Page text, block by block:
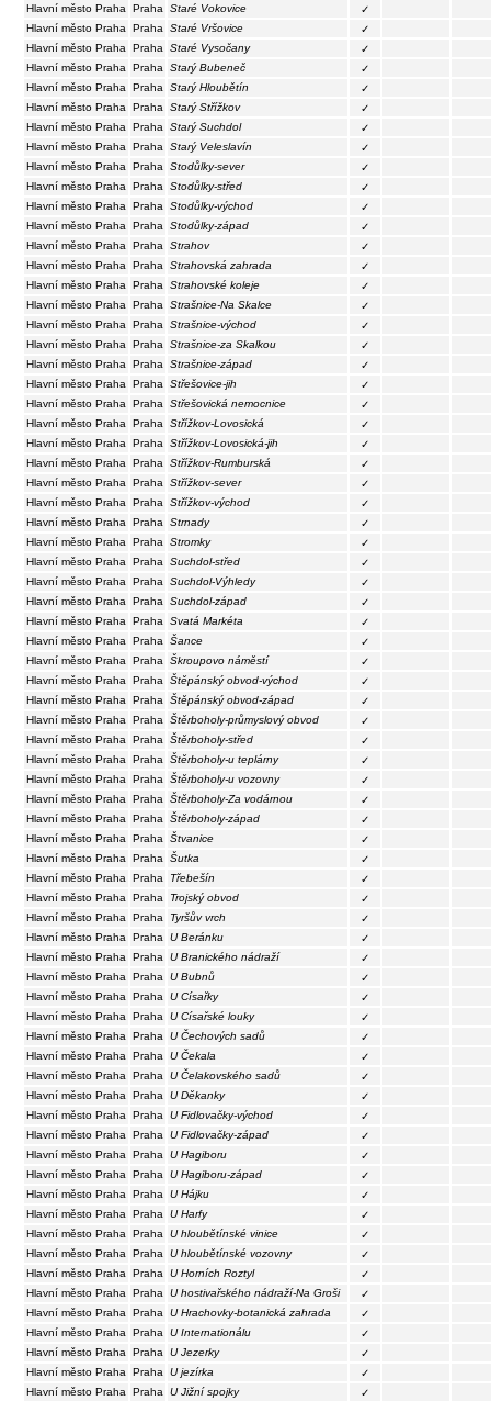
Hlavní město Praha
Praha Staré Vokovice
✓
Hlavní město Praha
Praha Staré Vršovice
✓
Hlavní město Praha
Praha Staré Vysočany
✓
Hlavní město Praha
Praha Starý Bubeneč
✓
Hlavní město Praha
Praha Starý Hloubětín
✓
Hlavní město Praha
Praha Starý Střížkov
✓
Hlavní město Praha
Praha Starý Suchdol
✓
Hlavní město Praha
Praha Starý Veleslavín
✓
Hlavní město Praha
Praha Stodůlky-sever
✓
Hlavní město Praha
Praha Stodůlky-střed
✓
Hlavní město Praha
Praha Stodůlky-východ
✓
Hlavní město Praha
Praha Stodůlky-západ
✓
Hlavní město Praha
Praha Strahov
✓
Hlavní město Praha
Praha Strahovská zahrada
✓
Hlavní město Praha
Praha Strahovské koleje
✓
Hlavní město Praha
Praha Strašnice-Na Skalce
✓
Hlavní město Praha
Praha Strašnice-východ
✓
Hlavní město Praha
Praha Strašnice-za Skalkou
✓
Hlavní město Praha
Praha Strašnice-západ
✓
Hlavní město Praha
Praha Střešovice-jih
✓
Hlavní město Praha
Praha Střešovická nemocnice
✓
Hlavní město Praha
Praha Střížkov-Lovosická
✓
Hlavní město Praha
Praha Střížkov-Lovosická-jih
✓
Hlavní město Praha
Praha Střížkov-Rumburská
✓
Hlavní město Praha
Praha Střížkov-sever
✓
Hlavní město Praha
Praha Střížkov-východ
✓
Hlavní město Praha
Praha Strnady
✓
Hlavní město Praha
Praha Stromky
✓
Hlavní město Praha
Praha Suchdol-střed
✓
Hlavní město Praha
Praha Suchdol-Výhledy
✓
Hlavní město Praha
Praha Suchdol-západ
✓
Hlavní město Praha
Praha Svatá Markéta
✓
Hlavní město Praha
Praha Šance
✓
Hlavní město Praha
Praha Škroupovo náměstí
✓
Hlavní město Praha
Praha Štěpánský obvod-východ
✓
Hlavní město Praha
Praha Štěpánský obvod-západ
✓
Hlavní město Praha
Praha Štěrboholy-průmyslový obvod
✓
Hlavní město Praha
Praha Štěrboholy-střed
✓
Hlavní město Praha
Praha Štěrboholy-u teplárny
✓
Hlavní město Praha
Praha Štěrboholy-u vozovny
✓
Hlavní město Praha
Praha Štěrboholy-Za vodárnou
✓
Hlavní město Praha
Praha Štěrboholy-západ
✓
Hlavní město Praha
Praha Štvanice
✓
Hlavní město Praha
Praha Šutka
✓
Hlavní město Praha
Praha Třebešín
✓
Hlavní město Praha
Praha Trojský obvod
✓
Hlavní město Praha
Praha Tyršův vrch
✓
Hlavní město Praha
Praha U Beránku
✓
Hlavní město Praha
Praha U Branického nádraží
✓
Hlavní město Praha
Praha U Bubnů
✓
Hlavní město Praha
Praha U Císařky
✓
Hlavní město Praha
Praha U Císařské louky
✓
Hlavní město Praha
Praha U Čechových sadů
✓
Hlavní město Praha
Praha U Čekala
✓
Hlavní město Praha
Praha U Čelakovského sadů
✓
Hlavní město Praha
Praha U Děkanky
✓
Hlavní město Praha
Praha U Fidlovačky-východ
✓
Hlavní město Praha
Praha U Fidlovačky-západ
✓
Hlavní město Praha
Praha U Hagiboru
✓
Hlavní město Praha
Praha U Hagiboru-západ
✓
Hlavní město Praha
Praha U Hájku
✓
Hlavní město Praha
Praha U Harfy
✓
Hlavní město Praha
Praha U hloubětínské vinice
✓
Hlavní město Praha
Praha U hloubětínské vozovny
✓
Hlavní město Praha
Praha U Horních Roztyl
✓
Hlavní město Praha
Praha U hostivařského nádraží-Na Groši
✓
Hlavní město Praha
Praha U Hrachovky-botanická zahrada
✓
Hlavní město Praha
Praha U Internationálu
✓
Hlavní město Praha
Praha U Jezerky
✓
Hlavní město Praha
Praha U jezírka
✓
Hlavní město Praha
Praha U Jižní spojky
✓